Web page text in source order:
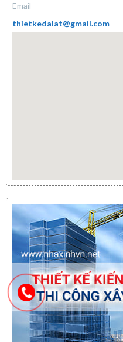
Email
thietkedalat@gmail.com